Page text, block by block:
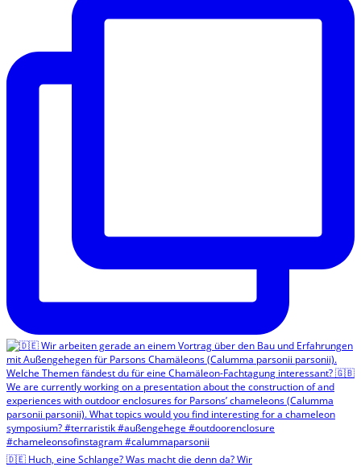
🇩🇪 Huch, eine Schlange? Was macht die denn da? Wir